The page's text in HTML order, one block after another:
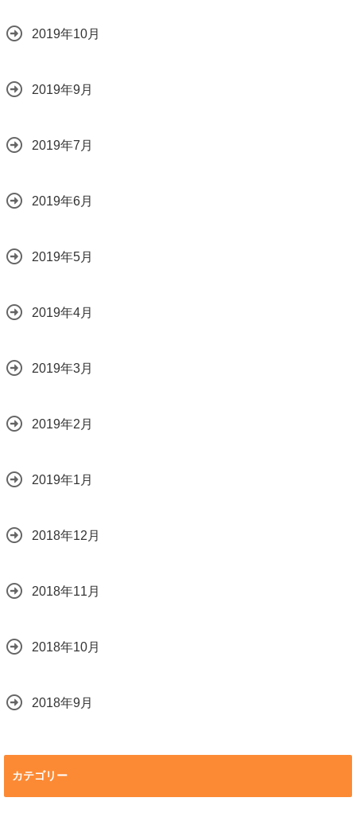
2019年10月
2019年9月
2019年7月
2019年6月
2019年5月
2019年4月
2019年3月
2019年2月
2019年1月
2018年12月
2018年11月
2018年10月
2018年9月
カテゴリー